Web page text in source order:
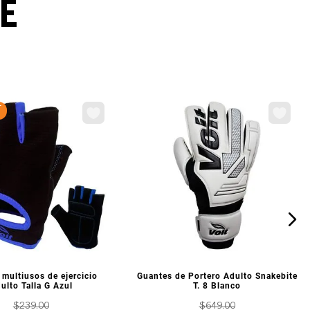
PREVIA
multiusos de ejercicio
Talla G Azul
$239.00
VISTA PREVIA
Guantes de Portero Adulto Snakebite
T. 8 Blanco
$649.00